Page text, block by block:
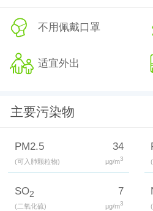
不用佩戴口罩
适宜外出
主要污染物
PM2.5
(可入肺颗粒物)
34
μg/m3
SO2
(二氧化硫)
7
μg/m3